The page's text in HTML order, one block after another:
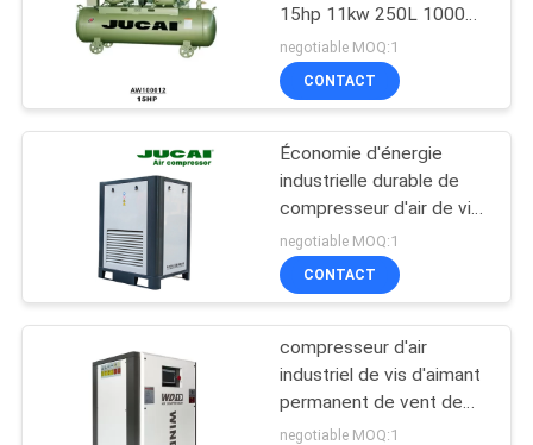
SUJET
NOUS
VISITE
D'USINE
CONTRÔLE
QUALITÉ
15hp 11kw 250L 1000
l/min de volume
d'échappement
negotiable MOQ:1
CONTACT
Économie d'énergie
industrielle durable de
compresseur d'air de vis
de 15kw 50Hz
negotiable MOQ:1
CONTACT
compresseur d'air
industriel de vis d'aimant
permanent de vent de
7.5kw 10hp
negotiable MOQ:1